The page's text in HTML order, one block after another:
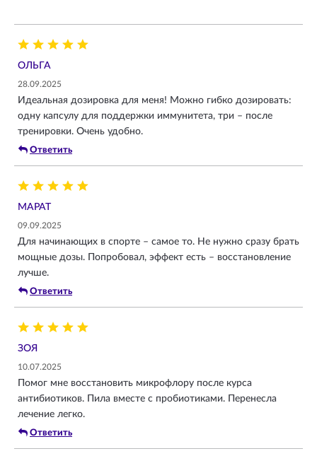
ОЛЬГА
28.09.2025
Идеальная дозировка для меня! Можно гибко дозировать:
одну капсулу для поддержки иммунитета, три – после
тренировки. Очень удобно.
Ответить
МАРАТ
09.09.2025
Для начинающих в спорте – самое то. Не нужно сразу брать
мощные дозы. Попробовал, эффект есть – восстановление
лучше.
Ответить
ЗОЯ
10.07.2025
Помог мне восстановить микрофлору после курса
антибиотиков. Пила вместе с пробиотиками. Перенесла
лечение легко.
Ответить